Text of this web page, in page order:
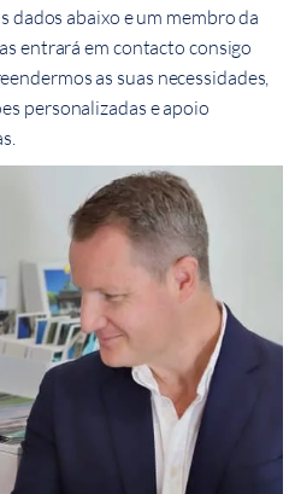
dados abaixo e um membro da
entrará em contacto consigo
as suas necessidades,
personalizadas e apoio